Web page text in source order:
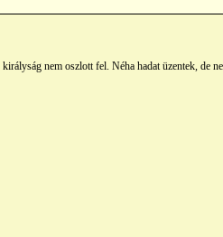
nem oszlott fel. Néha hadat üzentek, de